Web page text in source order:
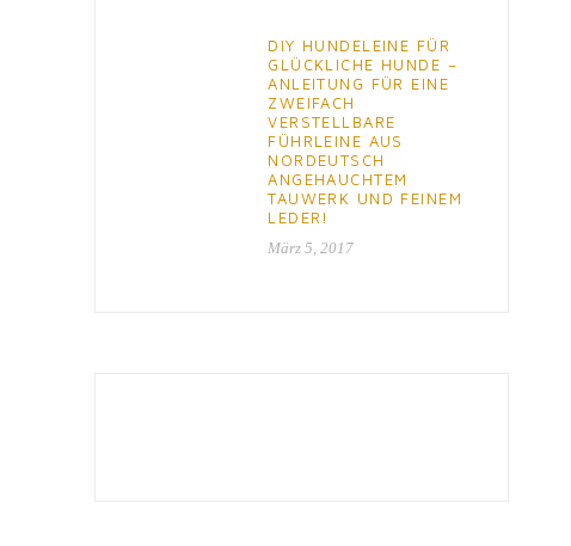
DIY HUNDELEINE FÜR
GLÜCKLICHE HUNDE –
ANLEITUNG FÜR EINE
ZWEIFACH
VERSTELLBARE
FÜHRLEINE AUS
NORDEUTSCH
ANGEHAUCHTEM
TAUWERK UND FEINEM
LEDER!
März 5, 2017